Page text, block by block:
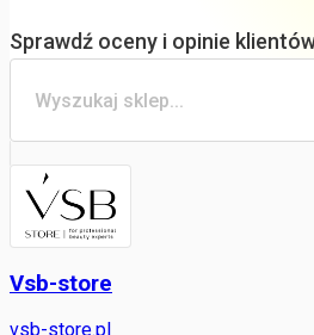
Sprawdź oceny i opinie
Vsb-store
vsb-store.pl